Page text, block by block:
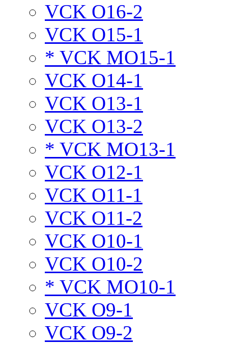
VCK O16-2
VCK O15-1
* VCK MO15-1
VCK O14-1
VCK O13-1
VCK O13-2
* VCK MO13-1
VCK O12-1
VCK O11-1
VCK O11-2
VCK O10-1
VCK O10-2
* VCK MO10-1
VCK O9-1
VCK O9-2